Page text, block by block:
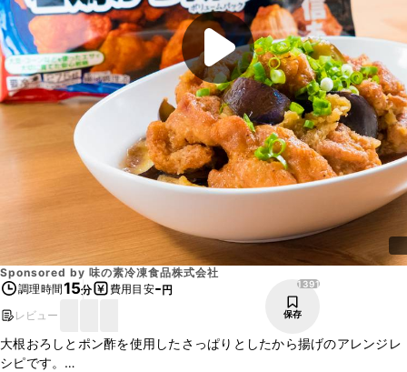
Sponsored by 味の素冷凍食品株式会社
調理時間15分 費用目安-円
レビュー
1391
保存
大根おろしとポン酢を使用したさっぱりとしたから揚げのアレンジレ
シピです。